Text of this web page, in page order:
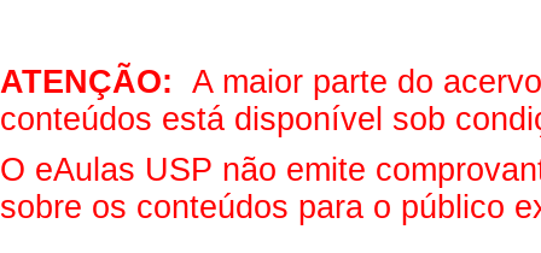
ATENÇÃO: A maior parte do
conteúdos está disponível sob
O eAulas USP não emite
sobre os conteúdos para o público